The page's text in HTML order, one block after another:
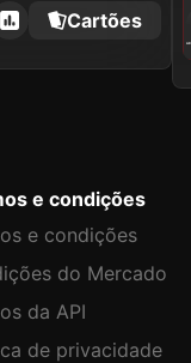
Cartões
e condições
e condições
do Mercado
da API
de privacidade